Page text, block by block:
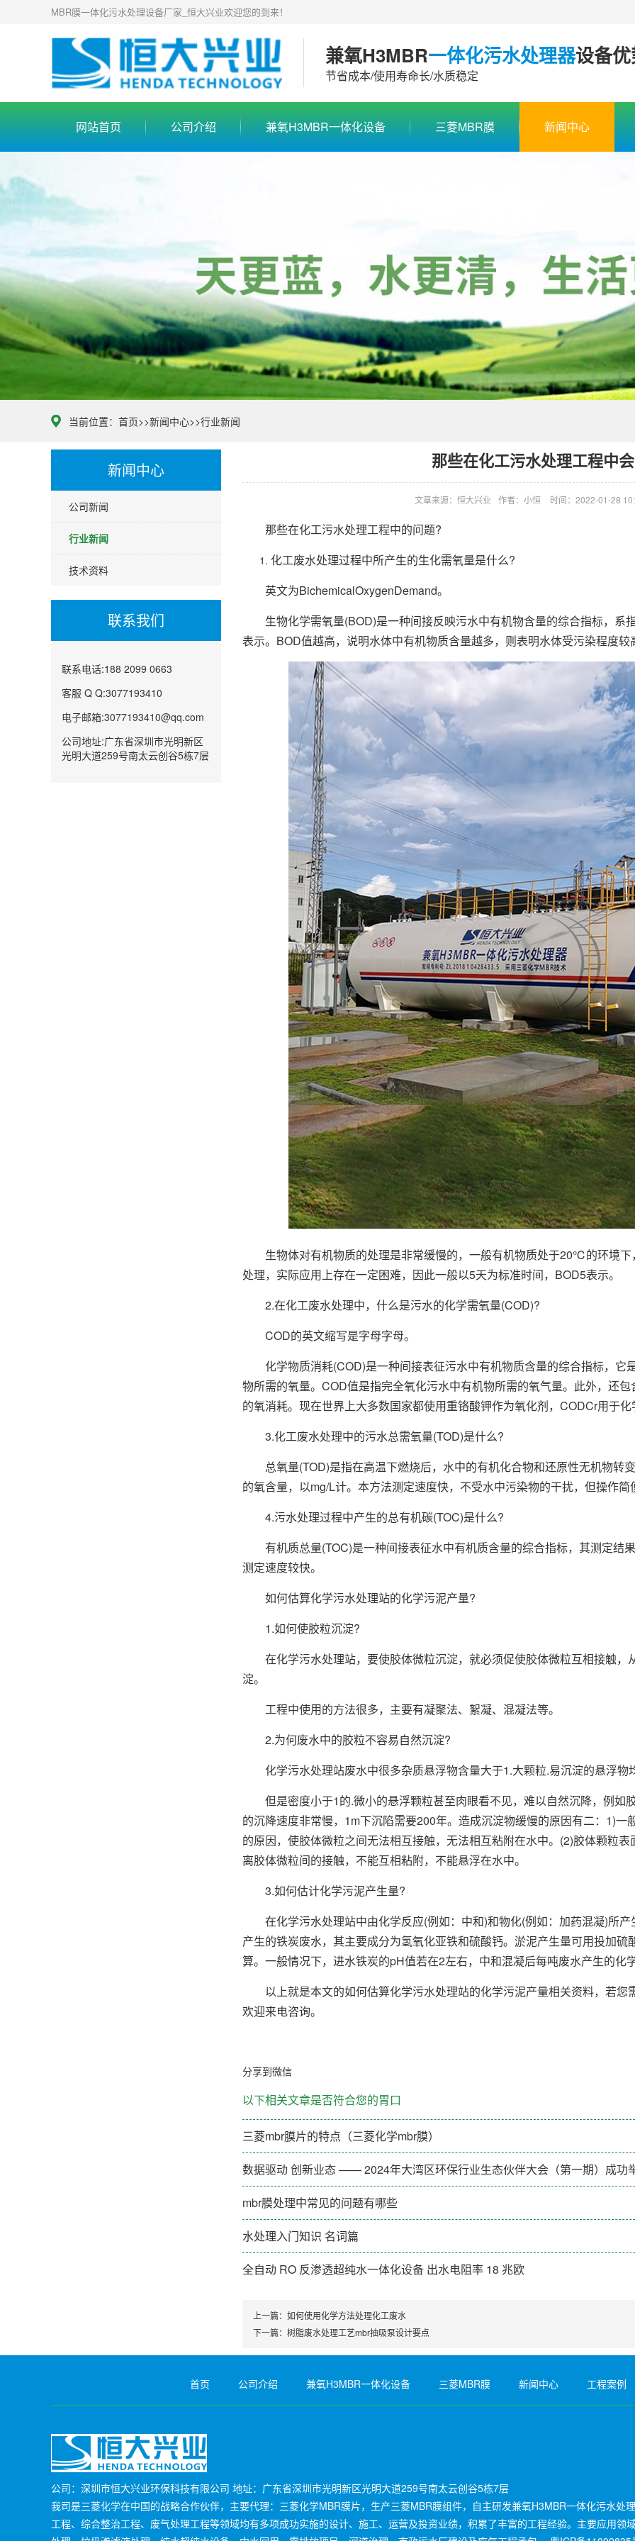
MBR膜一体化污水处理设备厂家_恒大兴业欢迎您的到来！
兼氧H3MBR一体化污水处理器设备
节省成本/使用寿命长/水质稳定
网站首页 公司介绍 兼氧H3MBR一体化设备 三菱MBR膜 新闻中心
当前位置： 首页>>新闻中心>>行业新闻
新闻中心
公司新闻
行业新闻
技术资料
联系我们
联系电话:188 2099 0663
客服 Q Q:3077193410
电子邮箱:3077193410@qq.com
公司地址:广东省深圳市光明新区
光明大道259号南太云创谷5栋7层
那些在化工污水处理工程中
文章来源：恒大兴业 作者：小恒 时间：2022-01-28
那些在化工污水处理工程中的问题?
化工废水处理过程中所产生的生化需氧量是什么?
英文为BichemicalOxygenDemand。
生物化学需氧量(BOD)是一种间接反映污水中有机物含量的综合指标，系
表示。BOD值越高，说明水体中有机物质含量越多，则表明水体受污染程度较
生物体对有机物质的处理是非常缓慢的，一般有机物质处于20℃的环境下
处理，实际应用上存在一定困难，因此一般以5天为标准时间，BOD5表示。
2.在化工废水处理中，什么是污水的化学需氧量(COD)?
COD的英文缩写是字母字母。
化学物质消耗(COD)是一种间接表征污水中有机物质含量的综合指标，它
物所需的氧量。COD值是指完全氧化污水中有机物所需的氧气量。此外，还
的氧消耗。现在世界上大多数国家都使用重铬酸钾作为氧化剂，CODCr用于
3.化工废水处理中的污水总需氧量(TOD)是什么?
总氧量(TOD)是指在高温下燃烧后，水中的有机化合物和还原性无机物转
的氧含量，以mg/L计。本方法测定速度快，不受水中污染物的干扰，但操作简
4.污水处理过程中产生的总有机碳(TOC)是什么?
有机质总量(TOC)是一种间接表征水中有机质含量的综合指标，其测定结
测定速度较快。
如何估算化学污水处理站的化学污泥产量?
1.如何使胶粒沉淀?
在化学污水处理站，要使胶体微粒沉淀，就必须促使胶体微粒互相接触，
淀。
工程中使用的方法很多，主要有凝聚法、絮凝、混凝法等。
2.为何废水中的胶粒不容易自然沉淀?
化学污水处理站废水中很多杂质悬浮物含量大于1.大颗粒.易沉淀的悬浮物
但是密度小于1的.微小的悬浮颗粒甚至肉眼看不见，难以自然沉降，例如
的沉降速度非常慢，1m下沉陷需要200年。造成沉淀物缓慢的原因有二：1)
的原因，使胶体微粒之间无法相互接触，无法相互粘附在水中。(2)胶体颗粒
离胶体微粒间的接触，不能互相粘附，不能悬浮在水中。
3.如何估计化学污泥产生量?
在化学污水处理站中由化学反应(例如：中和)和物化(例如：加药混凝)所产
产生的铁炭废水，其主要成分为氢氧化亚铁和硫酸钙。淤泥产生量可用投加
算。一般情况下，进水铁炭的pH值若在2左右，中和混凝后每吨废水产生的化
以上就是本文的如何估算化学污水处理站的化学污泥产量相关资料，若您
欢迎来电咨询。
分享到微信
以下相关文章是否符合您的胃口
三菱mbr膜片的特点（三菱化学mbr膜）
数据驱动 创新业态 —— 2024年大湾区环保行业生态伙伴大会（第一期）成功
mbr膜处理中常见的问题有哪些
水处理入门知识 名词篇
全自动 RO 反渗透超纯水一体化设备 出水电阻率 18 兆欧
上一篇： 如何使用化学方法处理化工废水
下一篇： 树脂废水处理工艺mbr抽吸泵设计要点
首页 公司介绍 兼氧H3MBR一体化设备 三菱MBR膜 新闻中心 工程案例
公司：深圳市恒大兴业环保科技有限公司 地址：广东省深圳市光明新区光明大道259号南太云创谷5栋7层
我司是三菱化学在中国的战略合作伙伴，主要代理：三菱化学MBR膜片，生产三菱MBR膜组件，自主研发兼氧H3MBR一体化污水处
工程、综合整治工程、废气处理工程等领域均有多项成功实施的设计、施工、运营及投资业绩，积累了丰富的工程经验。主要应用